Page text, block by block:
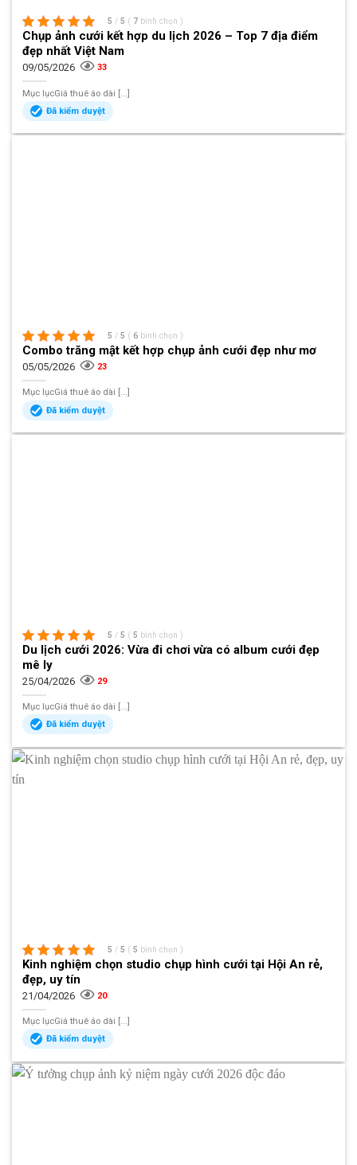
5 / 5 ( 7 bình chọn )
Chụp ảnh cưới kết hợp du lịch 2026 – Top 7 địa điểm
đẹp nhất Việt Nam
09/05/2026 33
Mục lụcGiá thuê áo dài [...]
Đã kiểm duyệt
5 / 5 ( 6 bình chọn )
Combo trăng mật kết hợp chụp ảnh cưới đẹp như mơ
05/05/2026 23
Mục lụcGiá thuê áo dài [...]
Đã kiểm duyệt
5 / 5 ( 5 bình chọn )
Du lịch cưới 2026: Vừa đi chơi vừa có album cưới đẹp
mê ly
25/04/2026 29
Mục lụcGiá thuê áo dài [...]
Đã kiểm duyệt
5 / 5 ( 5 bình chọn )
Kinh nghiệm chọn studio chụp hình cưới tại Hội An rẻ,
đẹp, uy tín
21/04/2026 20
Mục lụcGiá thuê áo dài [...]
Đã kiểm duyệt